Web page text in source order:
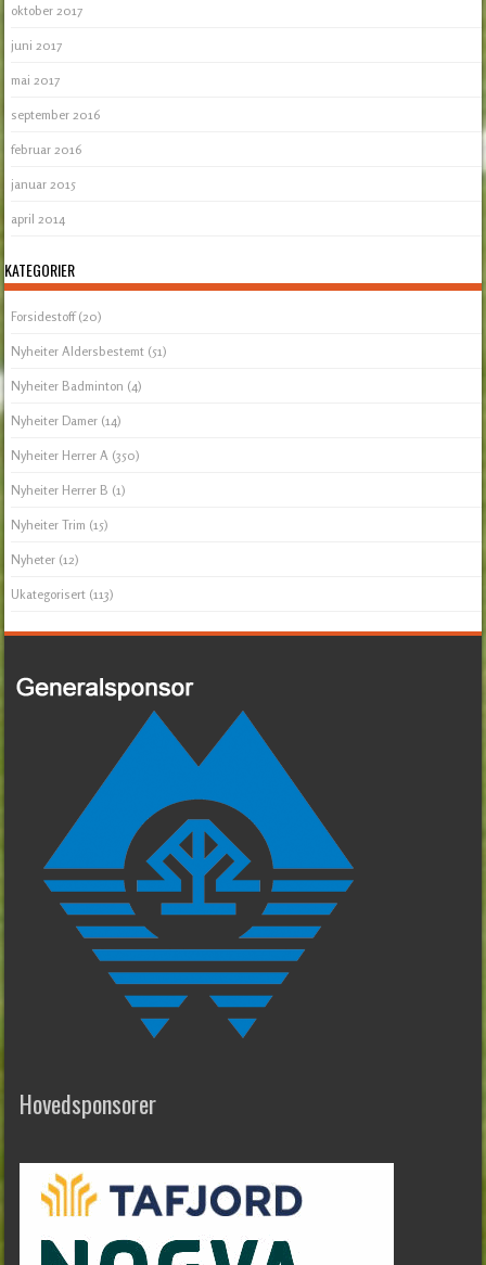
oktober 2017
juni 2017
mai 2017
september 2016
februar 2016
januar 2015
april 2014
KATEGORIER
Forsidestoff(20)
Nyheiter Aldersbestemt (51)
Nyheiter Badminton (4)
Nyheiter Damer (14)
Nyheiter Herrer A (350)
Nyheiter Herrer B (1)
Nyheiter Trim (15)
Nyheter (12)
Ukategorisert (113)
Hovedsponsorer